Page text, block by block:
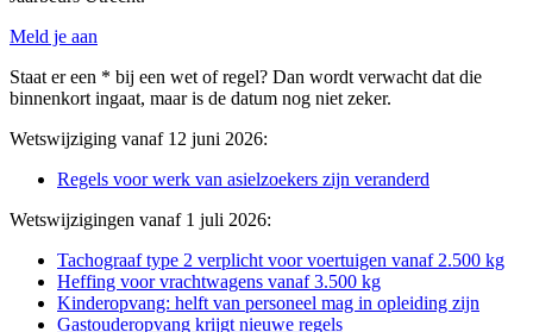
Meld je aan
Staat er een * bij een wet of regel? Dan wordt verwacht dat die
binnenkort ingaat, maar is de datum nog niet zeker.
Wetswijziging vanaf 12 juni 2026:
Regels voor werk van asielzoekers zijn veranderd
Wetswijzigingen vanaf 1 juli 2026:
Tachograaf type 2 verplicht voor voertuigen vanaf 2.500 kg
Heffing voor vrachtwagens vanaf 3.500 kg
Kinderopvang: helft van personeel mag in opleiding zijn
Gastouderopvang krijgt nieuwe regels